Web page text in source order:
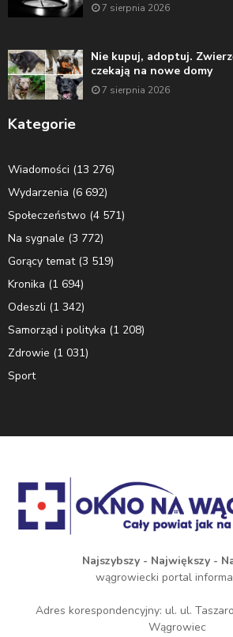
7 sierpnia 2026
Nie kupuj, adoptuj.
czekają na nowe domy
7 sierpnia 2026
Kategorie
Wiadomości (13 276)
Wydarzenia (6 692)
Społeczeństwo (4 571)
Na sygnale (3 772)
Gorący temat(3 519)
Kronika (1 694)
Odeszli (1 342)
Samorząd i polityka (1 208)
Zdrowie (1 031)
Sport
Najszybszy - Największy -
wągrowiecki portal
Adres korespondencyjny: ul. ul.
Wągrowiec